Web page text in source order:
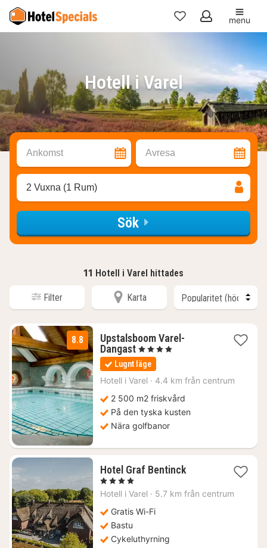
Mina
menu
Hotell i Varel
Ankomst Avresa
2 Vuxna (1 Rum)
Sök
11 Hotell i Varel hittades
Filter Karta
8.8
Upstalsboom Varel-
Dangast1
natt
från
1754
, 4 Stjärnor
Lugnt läge
Hotell i Varel · 4.4 km från centrum
2 500 m2 friskvård
På den tyska kusten
Nära golfbanor
Hotel Graf Bentinck1
från
, 4 Stjärnor
Hotell i Varel · 5.7 km från centrum
Gratis Wi-Fi
Bastu
Cykeluthyrning